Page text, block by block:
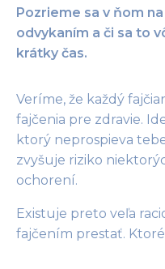
Pozrieme sa v ňom
odvykaním a či sa to
krátky čas.
Veríme, že každý
fajčenia pre zdravie.
ktorý neprospieva
zvyšuje riziko
ochorení.
Existuje preto veľa
fajčením prestať.